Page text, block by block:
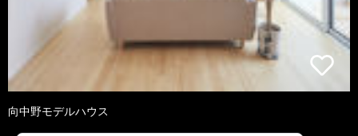
向中野モデルハウス